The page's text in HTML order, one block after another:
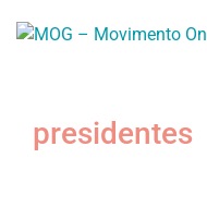
presidentes